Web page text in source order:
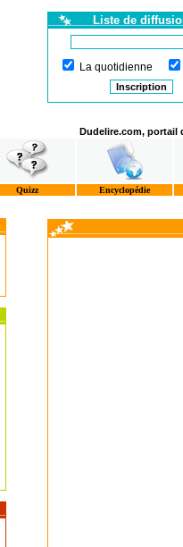
Liste de
La quotidienne
Dudelire.com, portail
Quizz Encyclopédie